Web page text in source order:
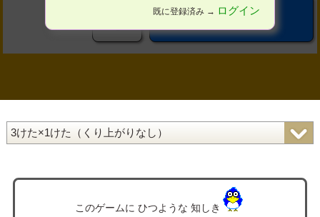
こたえる
既に登録済み → ログイン
このゲームに ひつような 知しき